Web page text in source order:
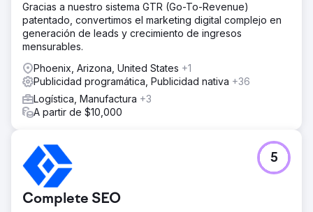
Gracias a nuestro sistema GTR (Go-To-Revenue)
patentado, convertimos el marketing digital complejo en
generación de leads y crecimiento de ingresos
mensurables.
Phoenix, Arizona, United States +1
Publicidad programática, Publicidad nativa +36
Logística, Manufactura +3
A partir de $10,000
Complete SEO
5